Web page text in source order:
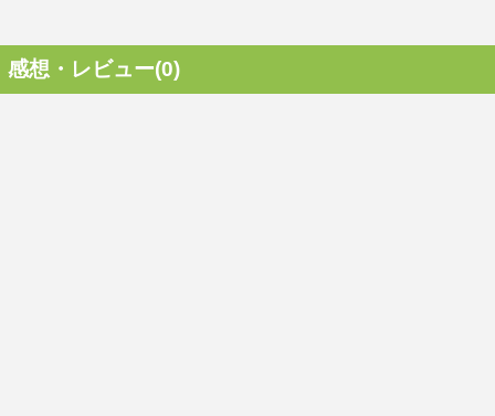
感想・レビュー(0)